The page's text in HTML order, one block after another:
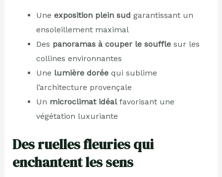
Une exposition plein sud garantissant un
ensoleillement maximal
Des panoramas à couper le soufflesur les
collines environnantes
Une lumière doréequi sublime
l’architecture provençale
Un microclimat idéalfavorisant une
végétation luxuriante
Des ruelles fleuries qui
enchantent les sens